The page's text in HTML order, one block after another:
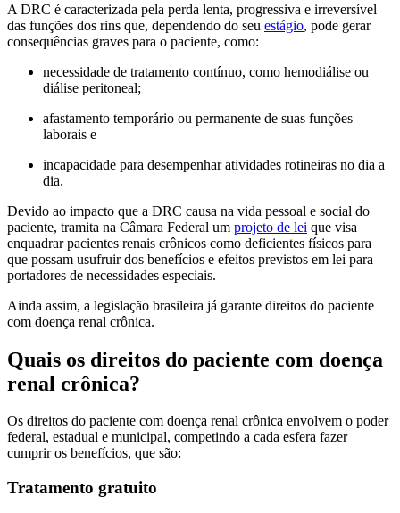
A DRC é caracterizada pela perda lenta, progressiva e irreversível
das funções dos rins que, dependendo do seu estágio, pode gerar
consequências graves para o paciente, como:
necessidade de tratamento contínuo, como hemodiálise ou
diálise peritoneal;
afastamento temporário ou permanente de suas funções
laborais e
incapacidade para desempenhar atividades rotineiras no dia a
dia.
Devido ao impacto que a DRC causa na vida pessoal e social do
paciente, tramita na Câmara Federal um projeto de lei que visa
enquadrar pacientes renais crônicos como deficientes físicos para
que possam usufruir dos benefícios e efeitos previstos em lei para
portadores de necessidades especiais.
Ainda assim, a legislação brasileira já garante direitos do paciente
com doença renal crônica.
Quais os direitos do paciente com doença
renal crônica?
Os direitos do paciente com doença renal crônica envolvem o poder
federal, estadual e municipal, competindo a cada esfera fazer
cumprir os benefícios, que são:
Tratamento gratuito